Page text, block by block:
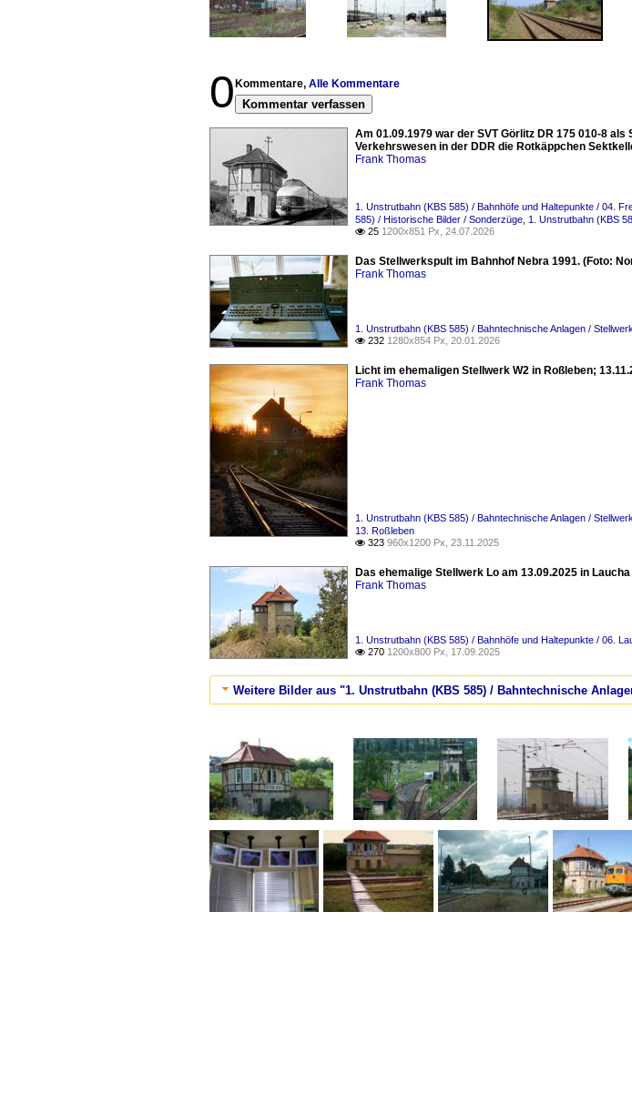
0 Kommentare, Alle Kommentare
Kommentar verfassen
Am 01.09.1979 war der SVT Görlitz DR 175 010-8
Verkehrswesen in der DDR die Rotkäppchen
Frank Thomas
1. Unstrutbahn (KBS 585) / Bahnhöfe und Haltepunkte / 04.
585) / Historische Bilder / Sonderzüge 1. Unstrutbahn (KBS
 25 1200x851 Px, 24.07.2026
Das Stellwerkspult im Bahnhof Nebra 1991. (Foto:
Frank Thomas
1. Unstrutbahn (KBS 585) / Bahntechnische Anlagen /
 232 1280x854 Px, 20.01.2026
Licht im ehemaligen Stellwerk W2 in Roßleben;
Frank Thomas
1. Unstrutbahn (KBS 585) / Bahntechnische Anlagen /
13. Roßleben
 323 960x1200 Px, 23.11.2025
Das ehemalige Stellwerk Lo am 13.09.2025 in
Frank Thomas
1. Unstrutbahn (KBS 585) / Bahnhöfe und Haltepunkte / 06.
 270 1200x800 Px, 17.09.2025
Weitere Bilder aus "1. Unstrutbahn (KBS 585) / Bahntechnische